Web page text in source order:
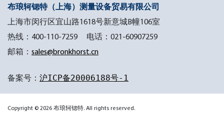
布琅轲锶特（上海）测量设备贸易有限公司
上海市闵行区宜山路1618号新意城B幢106室
热线：400-110-7259 电话：021-60907259
邮箱： sales@bronkhorst.cn
备案号： 沪ICP备20006188号-1
Copyright © 2026 布琅轲锶特. All rights reserved.